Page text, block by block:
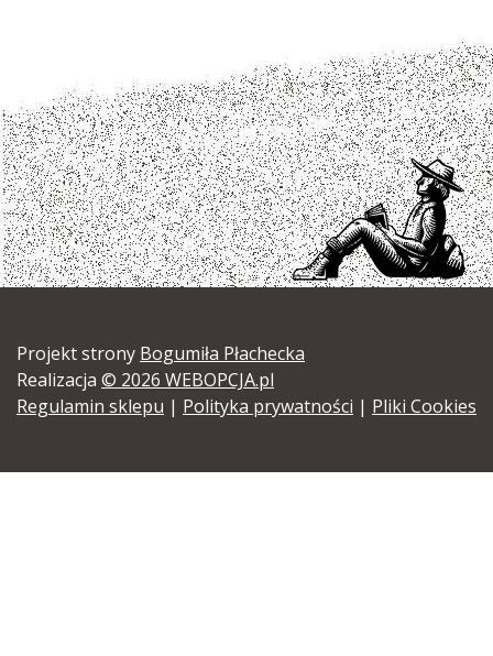
Projekt strony Bogumiła Płachecka
Realizacja © 2026 WEBOPCJA.pl
Regulamin sklepu | Polityka prywatności | Pliki Cookies